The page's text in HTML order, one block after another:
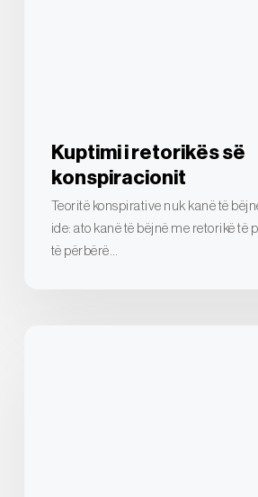
Kuptimi i retorikës së
konspiracionit
Teoritë konspirative nuk kanë të
ide: ato kanë të bëjnë me retorikë të
të përbërë…